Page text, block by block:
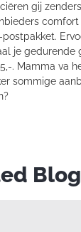
gij
comfort
je gedurende
. Mamma va
sommige